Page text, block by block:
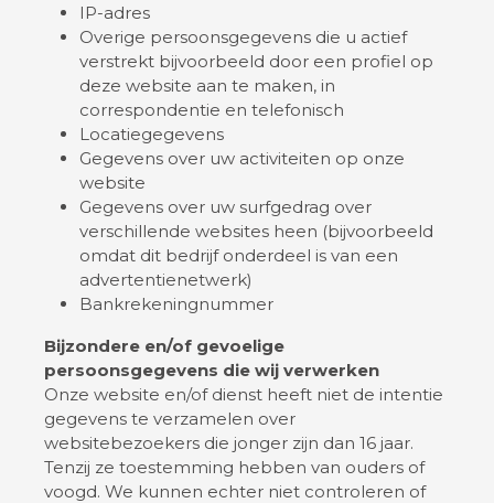
IP-adres
Overige persoonsgegevens die u actief
verstrekt bijvoorbeeld door een profiel op
deze website aan te maken, in
correspondentie en telefonisch
Locatiegegevens
Gegevens over uw activiteiten op onze
website
Gegevens over uw surfgedrag over
verschillende websites heen (bijvoorbeeld
omdat dit bedrijf onderdeel is van een
advertentienetwerk)
Bankrekeningnummer
Bijzondere en/of gevoelige
persoonsgegevens die wij verwerken
Onze website en/of dienst heeft niet de intentie
gegevens te verzamelen over
websitebezoekers die jonger zijn dan 16 jaar.
Tenzij ze toestemming hebben van ouders of
voogd. We kunnen echter niet controleren of